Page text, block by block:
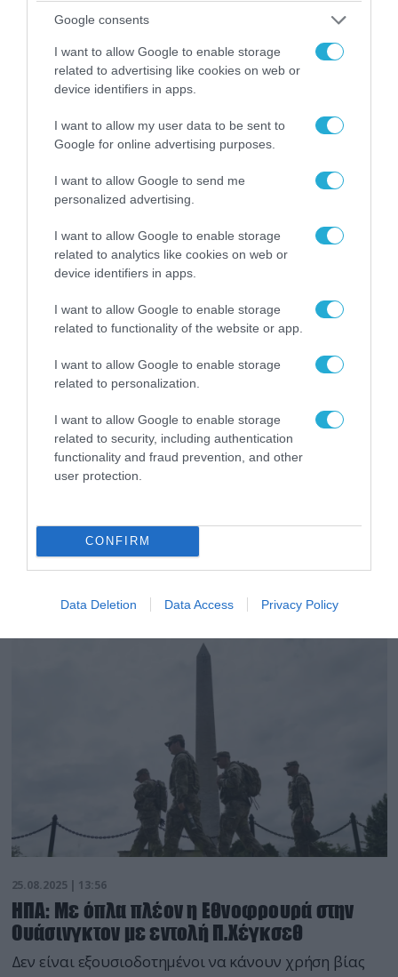
Google consents
I want to allow Google to enable storage
related to advertising like cookies on web or
device identifiers in apps.
I want to allow my user data to be sent to
Google for online advertising purposes.
I want to allow Google to send me
personalized advertising.
I want to allow Google to enable storage
related to analytics like cookies on web or
device identifiers in apps.
I want to allow Google to enable storage
related to functionality of the website or app.
I want to allow Google to enable storage
related to personalization.
I want to allow Google to enable storage
related to security, including authentication
functionality and fraud prevention, and other
user protection.
CONFIRM
Data Deletion Data Access Privacy Policy
Το Καράκας καταγγέλλει πως οι ΗΠΑ
«τριπλασίασαν» τις πτήσεις
Αύγουστο
«Δεν θα πέσουμε στην παγίδα»
11.09.2025 | 15:31
ΗΠΑ: Αριστερός εξτρεμιστής δολοφόνησε εν
δεξιό & σύμμαχο του Ν.Τραμπ (βίντεο)
Ο Τ.Κερκ έκανε μια παρουσίαση όταν ακούστηκαν
25.08.2025 | 13:56
ΗΠΑ: Με όπλα πλέον η Εθνοφρουρά στην
Ουάσινγκτον με εντολή Π.Χέγκσεθ
Δεν είναι εξουσιοδοτημένοι να κάνουν χρήση βίας